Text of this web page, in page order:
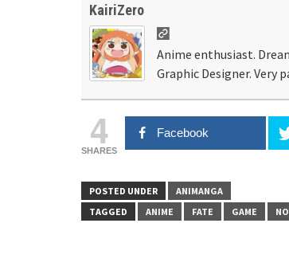
KairiZero
Anime enthusiast.
Graphic Designer. Very
4
SHARES
Facebook
POSTED UNDER
ANIMANGA
TAGGED
ANIME FATE GAME